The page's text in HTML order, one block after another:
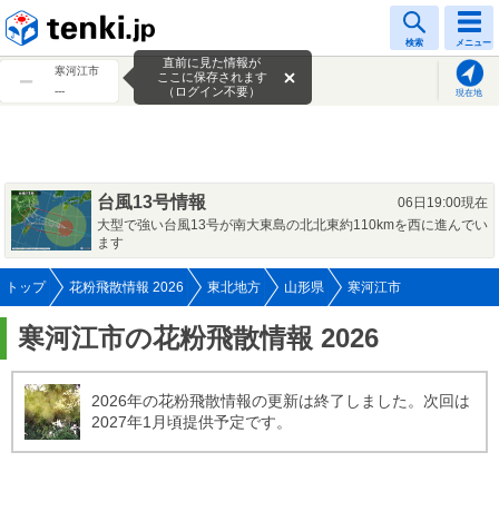
検索 メニュー
寒河江市
---
現在地
直前に見た情報が
ここに保存されます
（ログイン不要）
台風13号情報
06日19:00現在
大型で強い台風13号が南大東島の北北東約110kmを西に進んでい
ます
トップ 花粉飛散情報 2026 東北地方 山形県 寒河江市
寒河江市の花粉飛散情報 2026
2026年の花粉飛散情報の更新は終了しました。次回は
2027年1月頃提供予定です。